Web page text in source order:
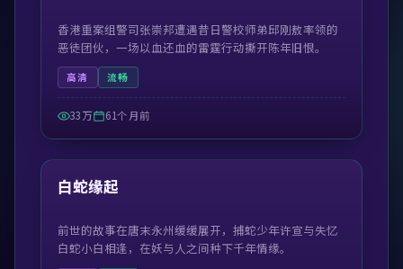
香港重案组警司张崇邦遭遇昔日警校师弟邱刚敖率领的
恶徒团伙，一场以血还血的雷霆行动撕开陈年旧恨。
高清 流畅
33万 61个月前
热门
52:03
白蛇缘起
前世的故事在唐末永州缓缓展开，捕蛇少年许宣与失忆
白蛇小白相逢，在妖与人之间种下千年情缘。